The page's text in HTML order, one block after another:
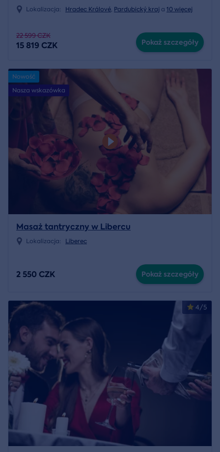
Lokalizacja: Hradec Králové, Pardubický kraj a 10 więcej
22 599 CZK
15 819 CZK Pokaż szczegóły
Nowość
Nasza wskazówka
Masaż tantryczny w Libercu
Lokalizacja: Liberec
2 550 CZK Pokaż szczegóły
4/5